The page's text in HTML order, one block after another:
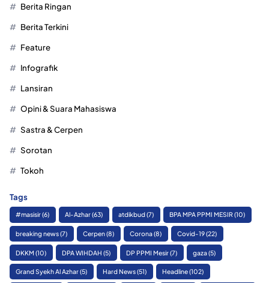
Berita Ringan
Berita Terkini
Feature
Infografik
Lansiran
Opini & Suara Mahasiswa
Sastra & Cerpen
Sorotan
Tokoh
Tags
#masisir(6) Al-Azhar(63) atdikbud(7) BPA MPA PPMI MESIR(10)
breaking news(7) Cerpen(8) Corona(8) Covid-19(22)
DKKM (10) DPA WIHDAH (5) DP PPMI Mesir(7) gaza(5)
Grand Syekh Al Azhar(5) Hard News(51) Headline(102)